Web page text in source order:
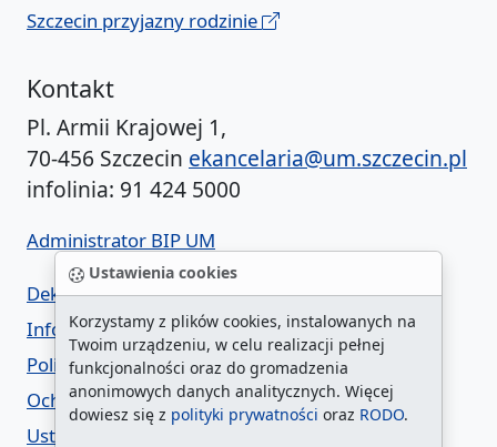
Ustawienia cookies
Korzystamy z plików cookies, instalowanych na
Twoim urządzeniu, w celu realizacji pełnej
funkcjonalności oraz do gromadzenia
anonimowych danych analitycznych. Więcej
dowiesz się z polityki prywatności oraz RODO.
Szczecin przyjazny rodzinie
Kontakt
Pl. Armii Krajowej 1,
70-456 Szczecin ekancelaria@um.szczecin.pl
infolinia: 91 424 5000
Administrator BIP UM
Deklaracja dostępności
Informacja o urzędzie w ETR
Polityka prywatności
Ochrona danych osobowych
Ustawienia cookies